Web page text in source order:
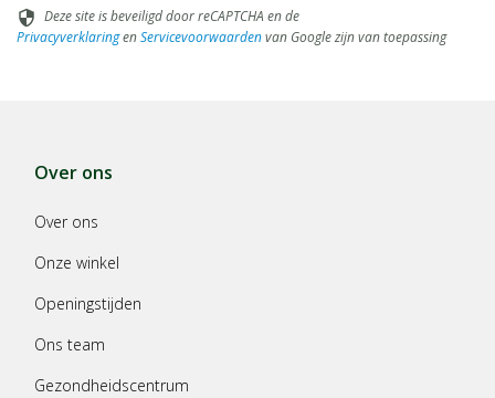
security Deze site is beveiligd door reCAPTCHA en de
PrivacyverklaringenServicevoorwaardenvan Google zijn van toepassing
Over ons
Over ons
Onze winkel
Openingstijden
Ons team
Gezondheidscentrum